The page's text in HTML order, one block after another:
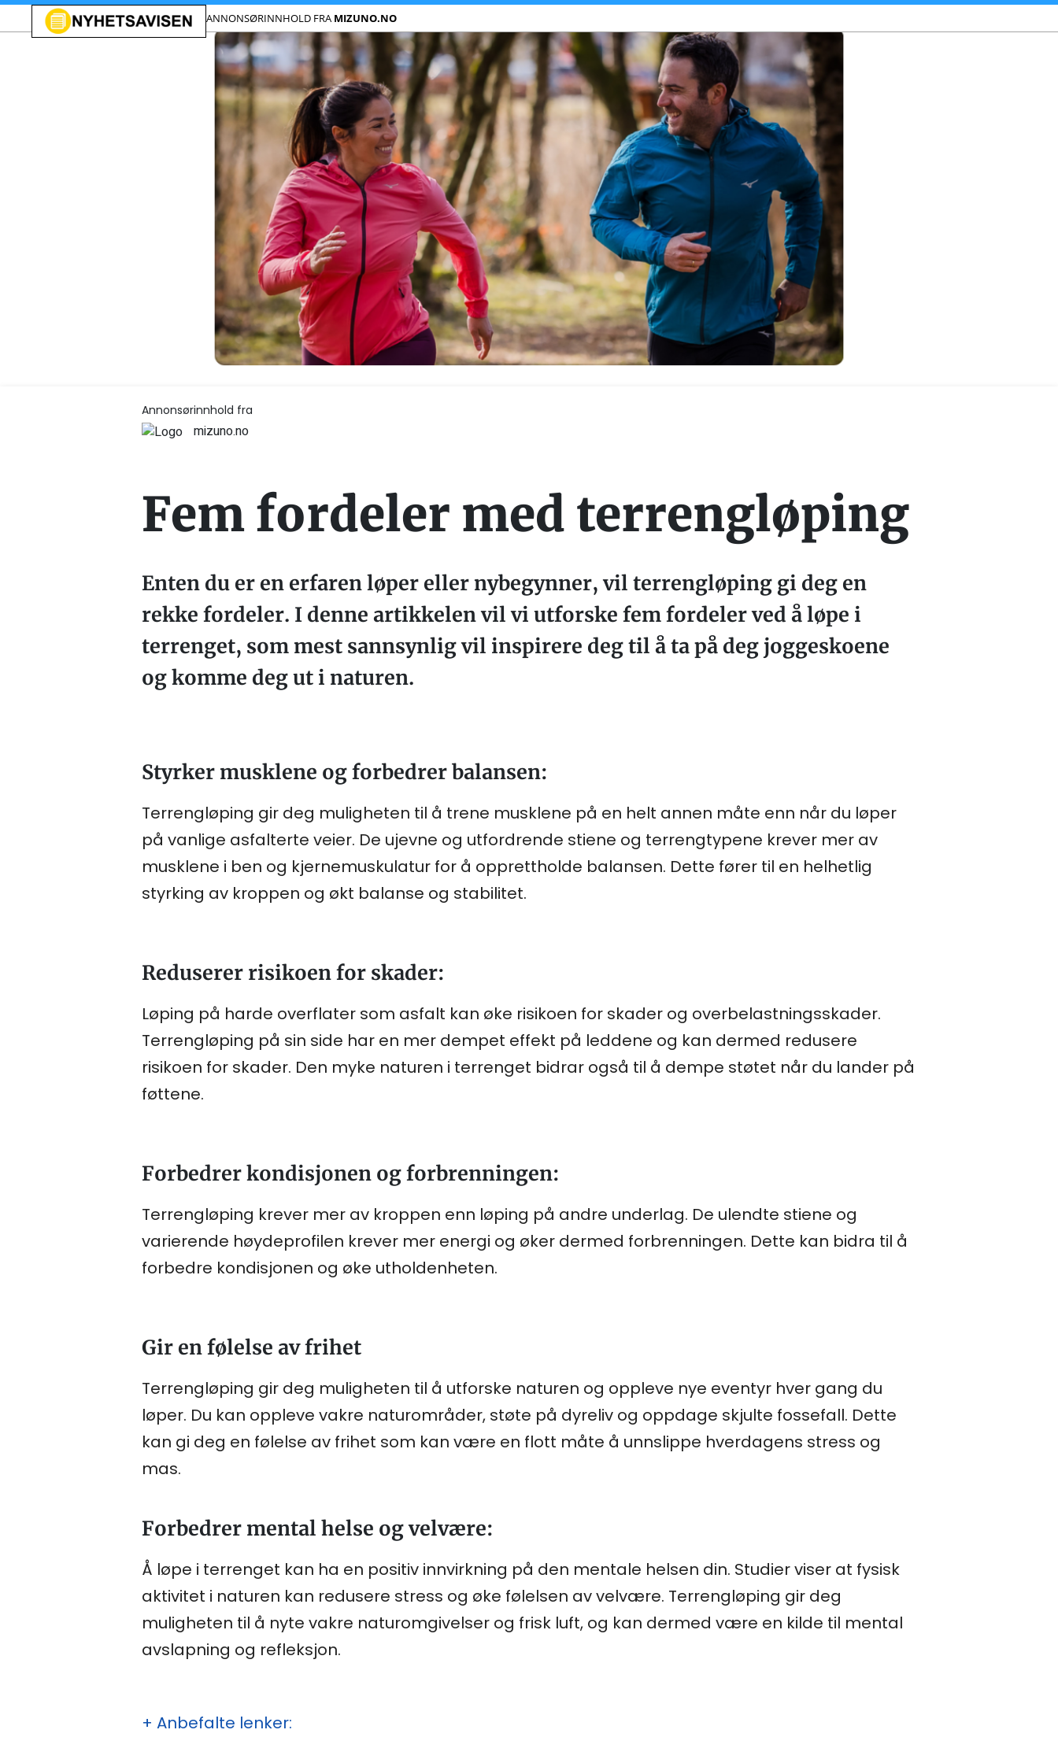
ANNONSØRINNHOLD FRA MIZUNO.NO
Annonsørinnhold fra
mizuno.no
Fem fordeler med terrengløping
Enten du er en erfaren løper eller nybegynner, vil terrengløping gi deg en
rekke fordeler. I denne artikkelen vil vi utforske fem fordeler ved å løpe i
terrenget, som mest sannsynlig vil inspirere deg til å ta på deg joggeskoene
og komme deg ut i naturen.
Styrker musklene og forbedrer balansen:
Terrengløping gir deg muligheten til å trene musklene på en helt annen måte enn når du løper
på vanlige asfalterte veier. De ujevne og utfordrende stiene og terrengtypene krever mer av
musklene i ben og kjernemuskulatur for å opprettholde balansen. Dette fører til en helhetlig
styrking av kroppen og økt balanse og stabilitet.
Reduserer risikoen for skader:
Løping på harde overflater som asfalt kan øke risikoen for skader og overbelastningsskader.
Terrengløping på sin side har en mer dempet effekt på leddene og kan dermed redusere
risikoen for skader. Den myke naturen i terrenget bidrar også til å dempe støtet når du lander på
føttene.
Forbedrer kondisjonen og forbrenningen:
Terrengløping krever mer av kroppen enn løping på andre underlag. De ulendte stiene og
varierende høydeprofilen krever mer energi og øker dermed forbrenningen. Dette kan bidra til å
forbedre kondisjonen og øke utholdenheten.
Gir en følelse av frihet
Terrengløping gir deg muligheten til å utforske naturen og oppleve nye eventyr hver gang du
løper. Du kan oppleve vakre naturområder, støte på dyreliv og oppdage skjulte fossefall. Dette
kan gi deg en følelse av frihet som kan være en flott måte å unnslippe hverdagens stress og
mas.
Forbedrer mental helse og velvære:
Å løpe i terrenget kan ha en positiv innvirkning på den mentale helsen din. Studier viser at fysisk
aktivitet i naturen kan redusere stress og øke følelsen av velvære. Terrengløping gir deg
muligheten til å nyte vakre naturomgivelser og frisk luft, og kan dermed være en kilde til mental
avslapning og refleksjon.
+ Anbefalte lenker: